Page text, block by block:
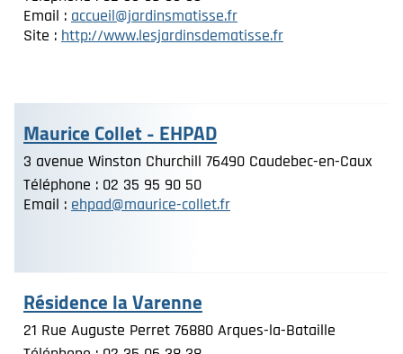
Email : accueil@jardinsmatisse.fr
Site : http://www.lesjardinsdematisse.fr
Maurice Collet - EHPAD
3 avenue Winston Churchill 76490 Caudebec-en-Caux
Téléphone : 02 35 95 90 50
Email : ehpad@maurice-collet.fr
Résidence la Varenne
21 Rue Auguste Perret 76880 Arques-la-Bataille